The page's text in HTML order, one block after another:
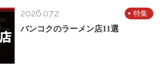
2026.07.2 特集
バンコクのラーメン店11選